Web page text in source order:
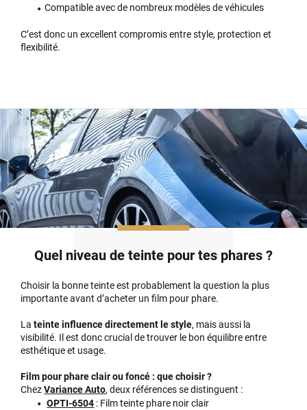
Compatible avec de nombreux modèles de véhicules
C’est donc un excellent compromis entre style, protection et
flexibilité.
Quel niveau de teinte pour tes phares ?
Choisir la bonne teinte est probablement la question la plus
importante avant d’acheter un film pour phare.
Lateinte influence directement le style, mais aussi la
visibilité. Il est donc crucial de trouver le bon équilibre entre
esthétique et usage.
Film pour phare clair ou foncé : que choisir ?
ChezVariance Auto, deux références se distinguent :
OPTI-6504 : Film teinte phare noir clair